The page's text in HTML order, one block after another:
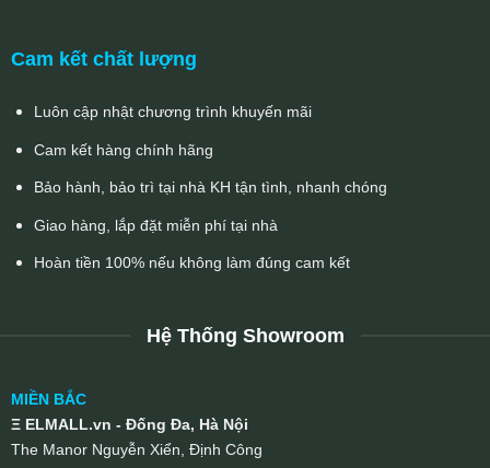
Cam kết chất lượng
Luôn cập nhật chương trình khuyến mãi
Cam kết hàng chính hãng
Bảo hành, bảo trì tại nhà KH tận tình, nhanh chóng
Giao hàng, lắp đặt miễn phí tại nhà
Hoàn tiền 100% nếu không làm đúng cam kết
Hệ Thống Showroom
MIỀN BẮC
Ξ ELMALL.vn - Đống Đa, Hà Nội
The Manor Nguyễn Xiển, Định Công